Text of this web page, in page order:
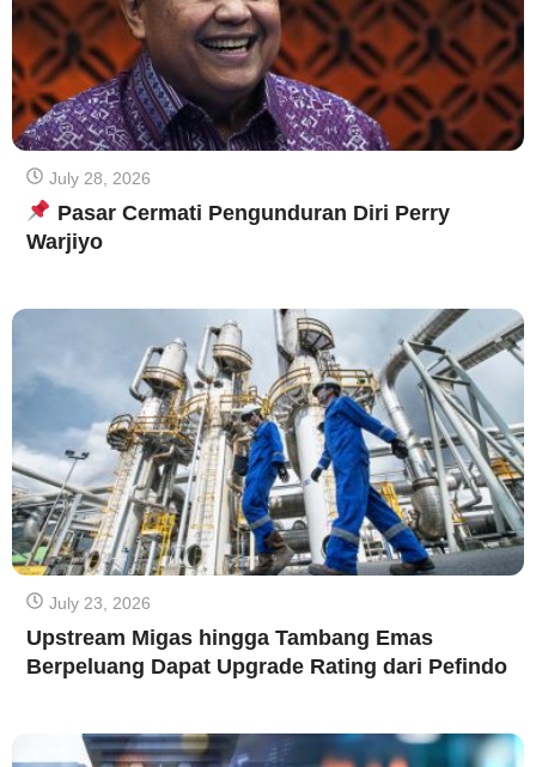
July 28, 2026
Pasar Cermati Pengunduran Diri Perry
Warjiyo
July 23, 2026
Upstream Migas hingga Tambang Emas
Berpeluang Dapat Upgrade Rating dari Pefindo